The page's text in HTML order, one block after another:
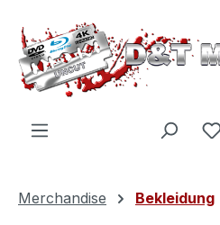
Zum Hauptinhalt springen
Merchandise Bekleidung